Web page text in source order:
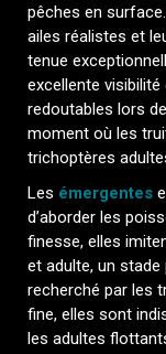
pêches en
ailes réalistes et
tenue
excellente
redoutables lors
moment où les
trichoptères
Les émergentes
d’aborder les
finesse, elles
et adulte, un
recherché par les
fine, elles sont
les adultes